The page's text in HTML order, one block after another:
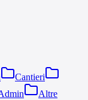
Cantieri
Altre